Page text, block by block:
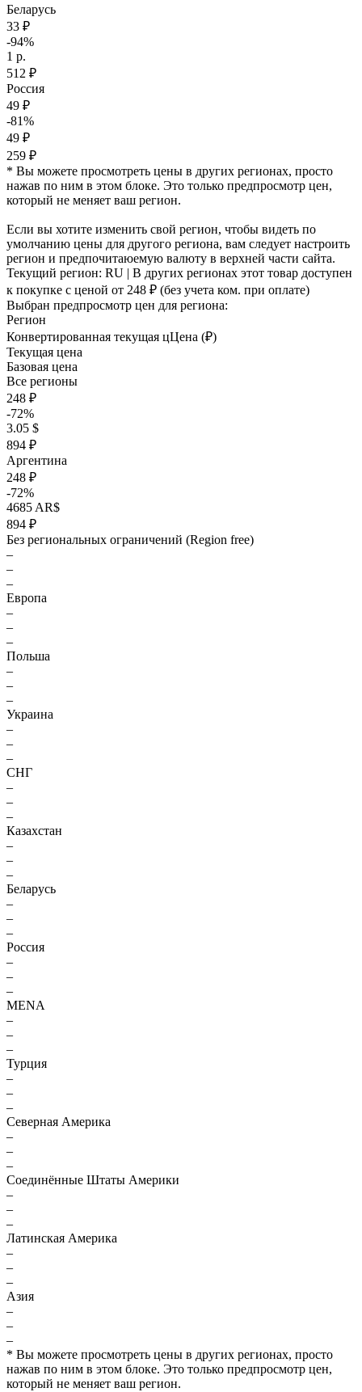
Беларусь
33 ₽
-94%
1 р.
512 ₽
Россия
49 ₽
-81%
49 ₽
259 ₽
* Вы можете просмотреть цены в других регионах, просто
нажав по ним в этом блоке. Это только предпросмотр цен,
который не меняет ваш регион.
Если вы хотите изменить свой регион, чтобы видеть по
умолчанию цены для другого региона, вам следует настроить
регион и предпочитаюемую валюту в верхней части сайта.
Текущий регион: RU | В других регионах этот товар доступен
к покупке с ценой от 248 ₽ (без учета ком. при оплате)
Выбран предпросмотр цен для региона:
Регион
Конвертированная текущая цЦена (₽)
Текущая цена
Базовая цена
Все регионы
248 ₽
-72%
3.05 $
894 ₽
Аргентина
248 ₽
-72%
4685 AR$
894 ₽
Без региональных ограничений (Region free)
–
–
–
Европа
–
–
–
Польша
–
–
–
Украина
–
–
–
СНГ
–
–
–
Казахстан
–
–
–
Беларусь
–
–
–
Россия
–
–
–
MENA
–
–
–
Турция
–
–
–
Северная Америка
–
–
–
Соединённые Штаты Америки
–
–
–
Латинская Америка
–
–
–
Азия
–
–
–
* Вы можете просмотреть цены в других регионах, просто
нажав по ним в этом блоке. Это только предпросмотр цен,
который не меняет ваш регион.